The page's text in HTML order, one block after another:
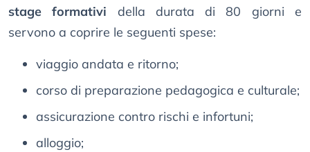
stage formativi della durata di 80 giorni e
servono a coprire le seguenti spese:
viaggio andata e ritorno;
corso di preparazione pedagogica e culturale;
assicurazione contro rischi e infortuni;
alloggio;